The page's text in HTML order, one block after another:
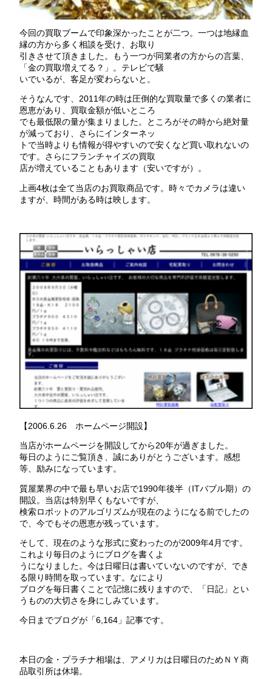
今回の買取ブームで印象深かったことが二つ。一つは地縁血
縁の方から多く相談を受け、お取り
引きさせて頂きました。もう一つが同業者の方からの言葉、
「金の買取増えてる？」。テレビで騒
いでいるが、客足が変わらないと。
そうなんです、2011年の時は圧倒的な買取量で多くの業者に
恩恵があり、買取金額が低いところ
でも最低限の量が集まりました。ところがその時から絶対量
が減っており、さらにインターネッ
トで当時よりも情報が得やすいので安くなど買い取れないの
です。さらにフランチャイズの買取
店が増えていることもあります（安いですが）。
上画4枚は全て当店のお買取商品です。時々でカメラは違い
ますが、時間がある時は映します。
【2006.6.26 ホームページ開設】
当店がホームページを開設してから20年が過ぎました。
毎日のようにご覧頂き、誠にありがとうございます。感想
等、励みになっています。
質屋業界の中で最も早いお店で1990年後半（ITバブル期）の
開設。当店は特別早くもないですが、
検索ロボットのアルゴリズムが現在のようになる前でしたの
で、今でもその恩恵が残っています。
そして、現在のような形式に変わったのが2009年4月です。
これより毎日のようにブログを書くよ
うになりました。今は日曜日は書いていないのですが、でき
る限り時間を取っています。なにより
ブログを毎日書くことで記憶に残りますので、「日記」とい
うものの大切さを身にしみています。
今日までブログが「6,164」記事です。
本日の金・プラチナ相場は、アメリカは日曜日のためＮＹ商
品取引所は休場。